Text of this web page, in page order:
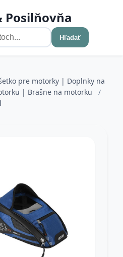
Posilňovňa
Hľadať
pre motorky | Doplnky na
| Brašne na motorku
/